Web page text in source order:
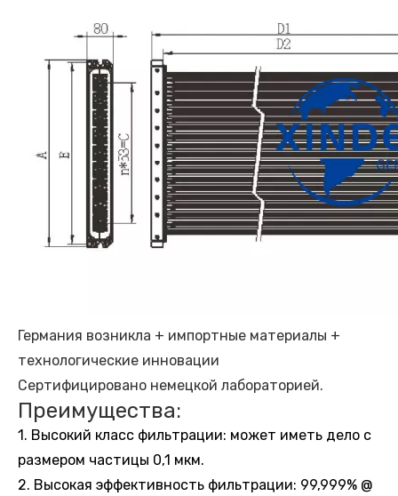
Германия возникла + импортные материалы +
технологические инновации
Сертифицировано немецкой лабораторией.
Преимущества:
1. Высокий класс фильтрации: может иметь дело с
размером частицы 0,1 мкм.
2. Высокая эффективность фильтрации: 99,999% @